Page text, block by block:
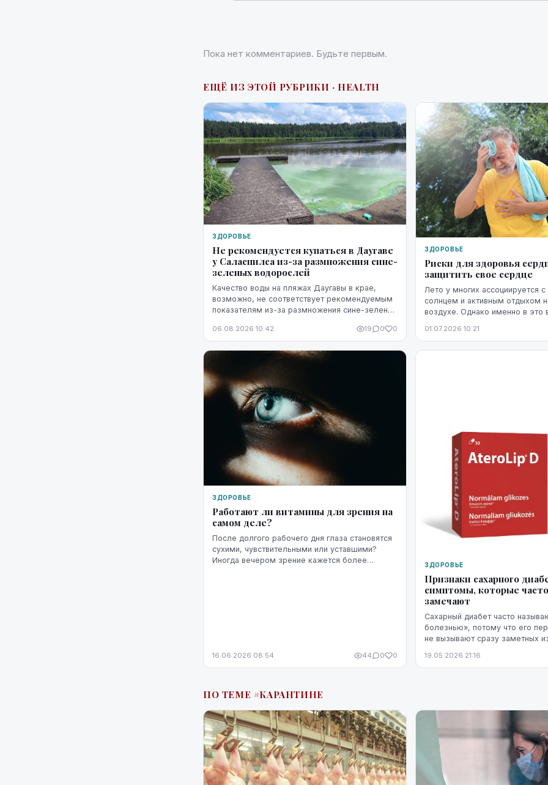
Пока нет комментариев. Будьте первым.
ЕЩЁ ИЗ ЭТОЙ РУБРИКИ · HEALTH
ЗДОРОВЬЕ
Не рекомендуется купаться в Даугаве
у Саласпилса из-за размножения сине-
зеленых водорослей
Качество воды на пляжах Даугавы в крае,
возможно, не соответствует рекомендуемым
показателям из-за размножения сине-зеленых
06.08.2026 10:42 19 0 0
ЗДОРОВЬЕ
Риски для здоровья
защитить свое сердце
Лето у многих ассоциируется
солнцем и активным отдыхом
воздухе. Однако именно в это
повышенной нагрузке. Жара,
01.07.2026 10:21
ЗДОРОВЬЕ
Работают ли витамины для зрения на
самом деле?
После долгого рабочего дня глаза становятся
сухими, чувствительными или уставшими?
Иногда вечером зрение кажется более
16.06.2026 08:54 44 0 0
ЗДОРОВЬЕ
Признаки сахарного
симптомы, которые
замечают
Сахарный диабет часто
болезнью», потому что его
не вызывают сразу заметных
со стрессом, недосыпом или
19.05.2026 21:16
ПО ТЕМЕ #КАРАНТИНЕ